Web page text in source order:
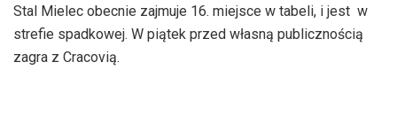
Stal Mielec obecnie zajmuje 16. miejsce w tabeli, i jest w
strefie spadkowej. W piątek przed własną publicznością
zagra z Cracovią.